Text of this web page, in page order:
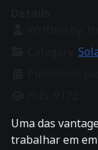
Uma das
trabalhar em